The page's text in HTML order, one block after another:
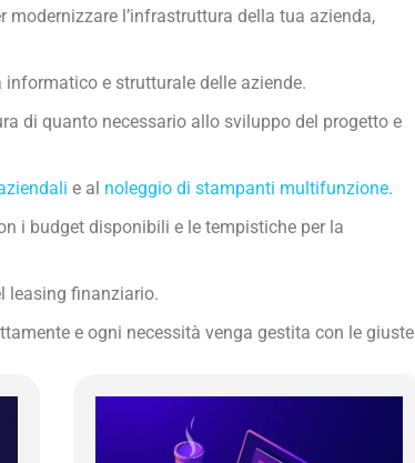
modernizzare l’infrastruttura della tua azienda,
e strutturale delle aziende.
di quanto necessario allo sviluppo del progetto e
e al noleggio di stampanti multifunzione.
i budget disponibili e le tempistiche per la
leasing finanziario.
e ogni necessità venga gestita con le giuste